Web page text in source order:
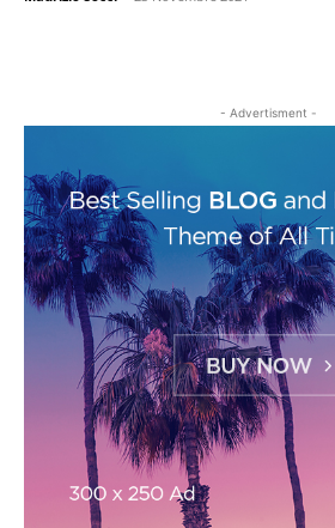
- Advertisment -